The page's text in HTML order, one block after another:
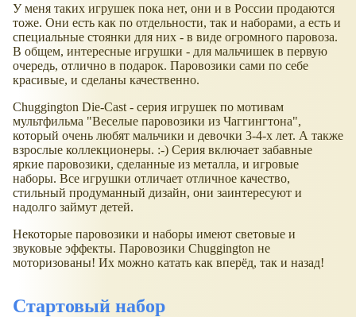
У меня таких игрушек пока нет, они и в России продаются
тоже. Они есть как по отдельности, так и наборами, а есть и
специальные стоянки для них - в виде огромного паровоза.
В общем, интересные игрушки - для мальчишек в первую
очередь, отлично в подарок. Паровозики сами по себе
красивые, и сделаны качественно.
Chuggington Die-Cast - серия игрушек по мотивам
мультфильма "Веселые паровозики из Чаггингтона",
который очень любят мальчики и девочки 3-4-х лет. А также
взрослые коллекционеры. :-) Серия включает забавные
яркие паровозики, сделанные из металла, и игровые
наборы. Все игрушки отличает отличное качество,
стильный продуманный дизайн, они заинтересуют и
надолго займут детей.
Некоторые паровозики и наборы имеют световые и
звуковые эффекты. Паровозики Chuggington не
моторизованы! Их можно катать как вперёд, так и назад!
Стартовый набор